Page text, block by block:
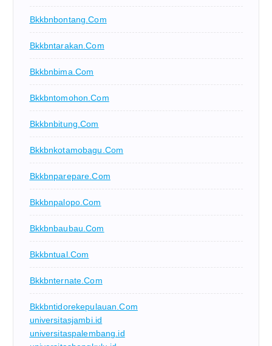
Bkkbnbontang.com
Bkkbntarakan.com
Bkkbnbima.com
Bkkbntomohon.com
Bkkbnbitung.com
Bkkbnkotamobagu.com
Bkkbnparepare.com
Bkkbnpalopo.com
Bkkbnbaubau.com
Bkkbntual.com
Bkkbnternate.com
Bkkbntidorekepulauan.com
universitasjambi.id
universitaspalembang.id